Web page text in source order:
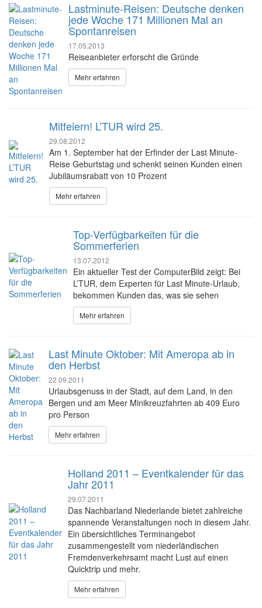
Lastminute-Reisen: Deutsche denken
jede Woche 171 Millionen Mal an
Spontanreisen
17.05.2013
Reiseanbieter erforscht die Gründe
Mehr erfahren
Mitfeiern! L’TUR wird 25.
29.08.2012
Am 1. September hat der Erfinder der Last Minute-
Reise Geburtstag und schenkt seinen Kunden einen
Jubiläumsrabatt von 10 Prozent
Mehr erfahren
Top-Verfügbarkeiten für die
Sommerferien
13.07.2012
Ein aktueller Test der ComputerBild zeigt: Bei
L’TUR, dem Experten für Last Minute-Urlaub,
bekommen Kunden das, was sie sehen
Mehr erfahren
Last Minute Oktober: Mit Ameropa ab in
den Herbst
22.09.2011
Urlaubsgenuss in der Stadt, auf dem Land, in den
Bergen und am Meer Minikreuzfahrten ab 409 Euro
pro Person
Mehr erfahren
Holland 2011 – Eventkalender für das
Jahr 2011
29.07.2011
Das Nachbarland Niederlande bietet zahlreiche
spannende Veranstaltungen noch in diesem Jahr.
Ein übersichtliches Terminangebot
zusammengestellt vom niederländischen
Fremdenverkehrsamt macht Lust auf einen
Quicktrip und mehr.
Mehr erfahren